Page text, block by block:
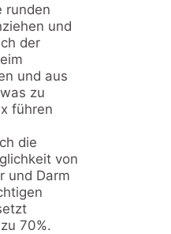
runden
und
der
und aus
zu
führen
die
von
und Darm
70%.